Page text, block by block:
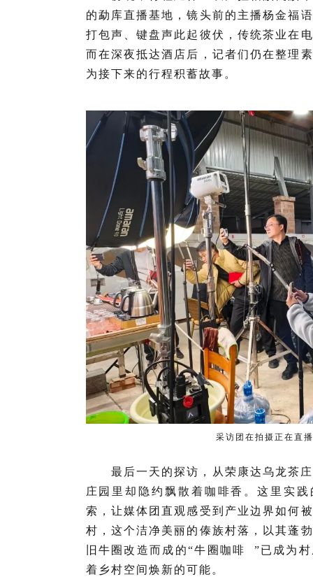
的勐库直播基地，镜头前的主播杨金福
打包声、键盘声此起彼伏，传统茶业在
而在深夜抵达酒店后，记者们仍在整理
为接下来的行程积蓄故事。
采访团在拍摄正在直
最后一天的探访，从荣康达乌龙茶
庄园里却隐约飘散着咖啡香。这里实践
索，让媒体团直观感受到产业边界如何
村，这个洁净美丽的傣族村落，以其蓬
旧牛圈改造而成的“牛圈咖啡
”已成为
着乡村空间焕新的可能。